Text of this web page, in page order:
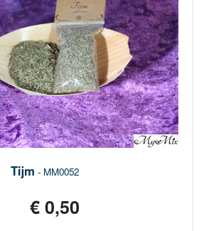
Tijm - MM0052
€ 0,50